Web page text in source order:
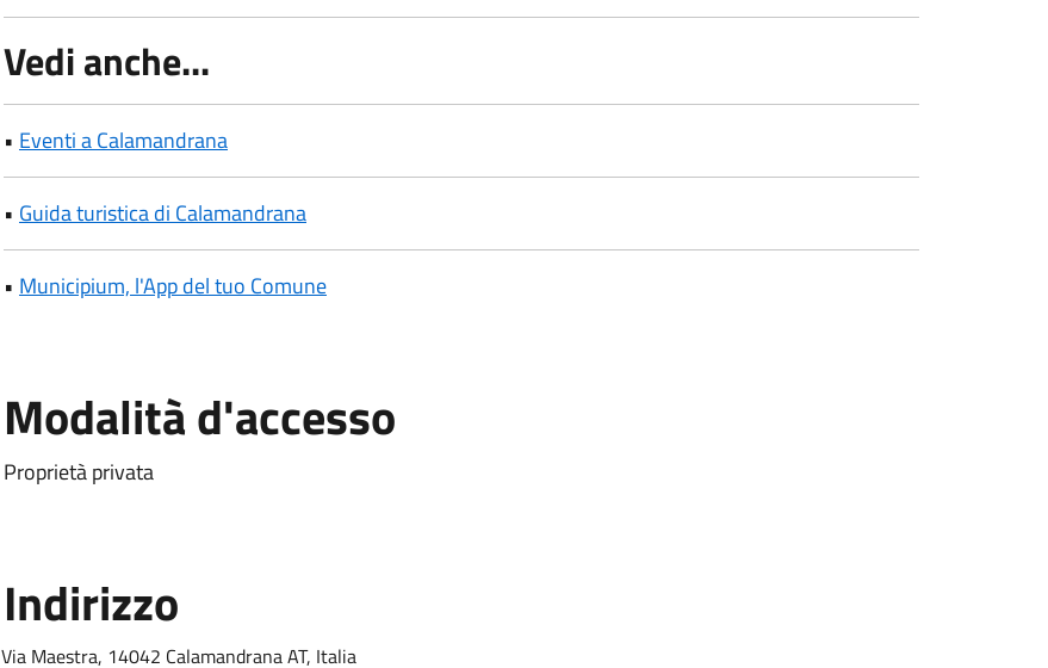
Vedi anche...
• Eventi a Calamandrana
• Guida turistica di Calamandrana
• Municipium, l'App del tuo Comune
Modalità d'accesso
Proprietà privata
Indirizzo
Via Maestra, 14042 Calamandrana AT, Italia